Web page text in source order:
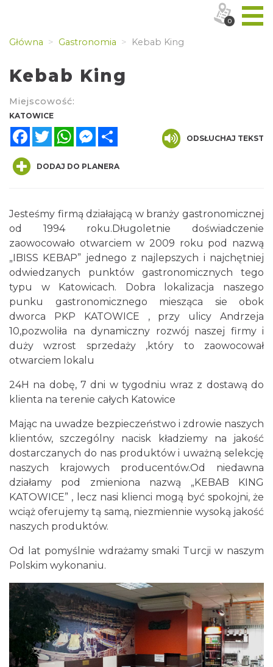
Główna Gastronomia Kebab King
Kebab King
Miejscowość:
KATOWICE
FacebookTwitterWhatsAppMessenger
ODSŁUCHAJ TEKST
DODAJ DO PLANERA
Jesteśmy firmą działającą w branży gastronomicznej
od 1994 roku.Długoletnie doświadczenie
zaowocowało otwarciem w 2009 roku pod nazwą
„IBISS KEBAP” jednego z najlepszych i najchętniej
odwiedzanych punktów gastronomicznych tego
typu w Katowicach. Dobra lokalizacja naszego
punku gastronomicznego miesząca sie obok
dworca PKP KATOWICE , przy ulicy Andrzeja
10,pozwoliła na dynamiczny rozwój naszej firmy i
duży wzrost sprzedaży ,który to zaowocował
otwarciem lokalu
24H na dobę, 7 dni w tygodniu wraz z dostawą do
klienta na terenie całych Katowice
Mając na uwadze bezpieczeństwo i zdrowie naszych
klientów, szczególny nacisk kładziemy na jakość
dostarczanych do nas produktów i uważną selekcję
naszych krajowych producentów.Od niedawna
działamy pod zmieniona nazwą „KEBAB KING
KATOWICE” , lecz nasi klienci mogą być spokojni, że
wciąż oferujemy tą samą, niezmiennie wysoką jakość
naszych produktów.
Od lat pomyślnie wdrażamy smaki Turcji w naszym
Polskim wykonaniu.
0